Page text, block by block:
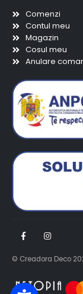
Comenzi
Contul meu
Magazin
Cosul meu
Anulare
© Creadora Deco